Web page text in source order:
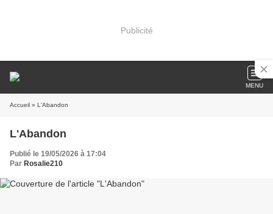
Publicité
MENU
Accueil » L'Abandon
L'Abandon
Publié le 19/05/2026 à 17:04
Par Rosalie210